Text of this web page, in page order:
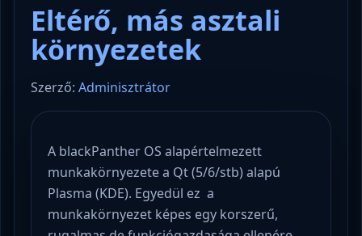
Eltérő, más asztali
környezetek
Szerző: Adminisztrátor
A blackPanther OS alapértelmezett
munkakörnyezete a Qt (5/6/stb) alapú
Plasma (KDE). Egyedül ez a
munkakörnyezet képes egy korszerű,